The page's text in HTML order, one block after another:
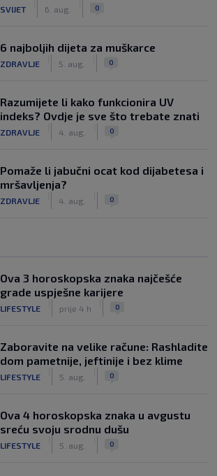
SVIJET 6. aug. 0
6 najboljih dijeta za muškarce
ZDRAVLJE 5. aug. 0
Razumijete li kako funkcionira UV
indeks? Ovdje je sve što trebate znati
ZDRAVLJE 4. aug. 0
Pomaže li jabučni ocat kod dijabetesa i
mršavljenja?
ZDRAVLJE 4. aug. 0
Ova 3 horoskopska znaka najčešće
grade uspješne karijere
LIFESTYLE prije 4 h 0
Zaboravite na velike račune: Rashladite
dom pametnije, jeftinije i bez klime
LIFESTYLE 5. aug. 0
Ova 4 horoskopska znaka u avgustu
sreću svoju srodnu dušu
LIFESTYLE 5. aug. 0